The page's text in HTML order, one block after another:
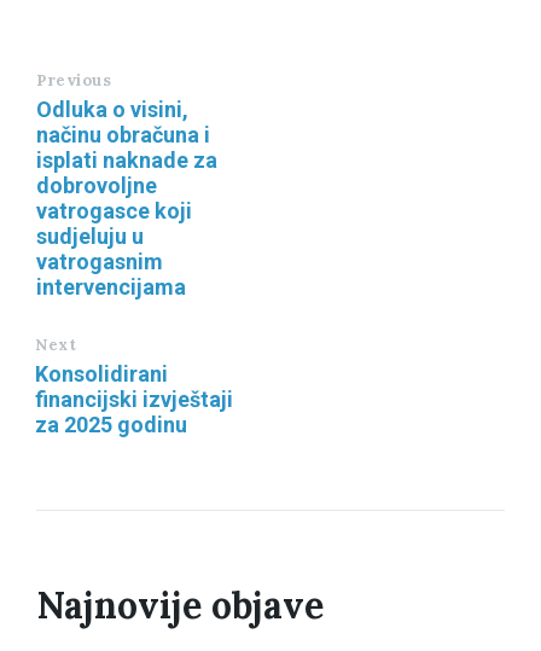
Previous
Odluka o visini,
načinu obračuna i
isplati naknade za
dobrovoljne
vatrogasce koji
sudjeluju u
vatrogasnim
intervencijama
Next
Konsolidirani
financijski izvještaji
za 2025 godinu
Najnovije objave